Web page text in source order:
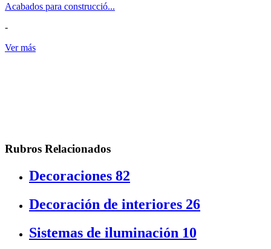
Acabados para construcció...
-
Ver más
Rubros Relacionados
Decoraciones 82
Decoración de interiores 26
Sistemas de iluminación 10